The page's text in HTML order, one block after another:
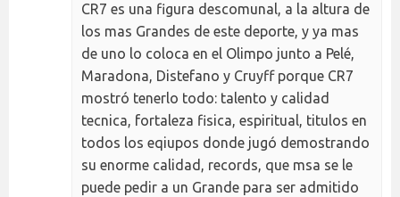
CR7 es una figura descomunal, a la altura de
los mas Grandes de este deporte, y ya mas
de uno lo coloca en el Olimpo junto a Pelé,
Maradona, Distefano y Cruyff porque CR7
mostró tenerlo todo: talento y calidad
tecnica, fortaleza fisica, espiritual, titulos en
todos los eqiupos donde jugó demostrando
su enorme calidad, records, que msa se le
puede pedir a un Grande para ser admitido